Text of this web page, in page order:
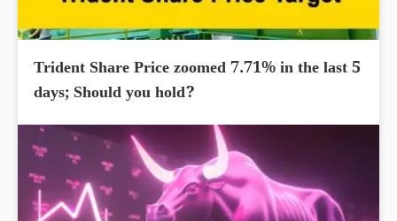
Trident Share Price zoomed 7.71% in the last 5
days; Should you hold?